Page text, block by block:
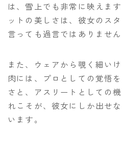
は、雪上でも非常に映えま
ットの美しさは、彼女のス
言っても過言ではありません
また、ウェアから覗く細い
肉には、プロとしての覚悟
さと、アスリートとしての
れこそが、彼女にしか出せ
います。